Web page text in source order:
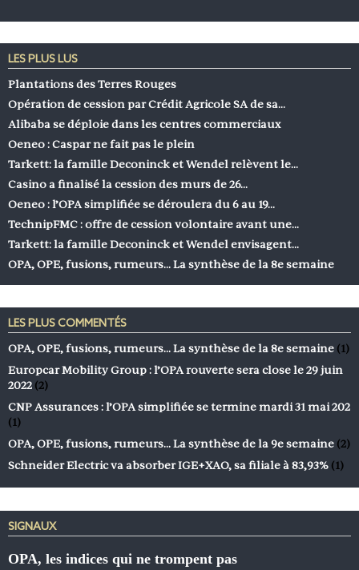
LES PLUS LUS
Plantations des Terres Rouges
Opération de cession par Crédit Agricole SA de sa…
Alibaba se déploie dans les centres commerciaux
Oeneo : Caspar ne fait pas le plein
Tarkett: la famille Deconinck et Wendel relèvent le…
Casino a finalisé la cession des murs de 26…
Oeneo : l’OPA simplifiée se déroulera du 6 au 19…
TechnipFMC : offre de cession volontaire avant une…
Tarkett: la famille Deconinck et Wendel envisagent…
OPA, OPE, fusions, rumeurs… La synthèse de la 8e semaine
LES PLUS COMMENTÉS
OPA, OPE, fusions, rumeurs… La synthèse de la 8e semaine (1)
Europcar Mobility Group : l’OPA rouverte sera close le 29 juin
2022 (2)
CNP Assurances : l’OPA simplifiée se termine mardi 31 mai 202
(1)
OPA, OPE, fusions, rumeurs… La synthèse de la 9e semaine (2)
Schneider Electric va absorber IGE+XAO, sa filiale à 83,93% (1)
SIGNAUX
OPA, les indices qui ne trompent pas